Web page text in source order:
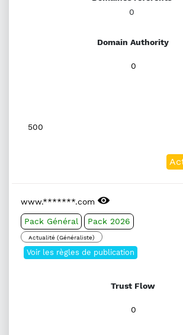
0
Domain Authority
0
500
www.*******.com
Pack Général Pack 2026
Actualité (Généraliste)
Voir les règles de publication
Trust Flow
0